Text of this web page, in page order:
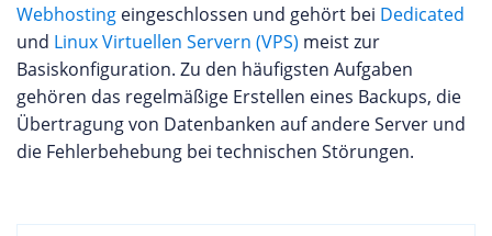
Webhosting eingeschlossen und gehört bei Dedicated
und Linux Virtuellen Servern (VPS) meist zur
Basiskonfiguration. Zu den häufigsten Aufgaben
gehören das regelmäßige Erstellen eines Backups, die
Übertragung von Datenbanken auf andere Server und
die Fehlerbehebung bei technischen Störungen.